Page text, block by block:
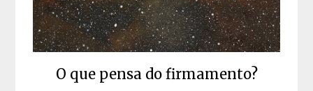
O que pensa do firmamento?